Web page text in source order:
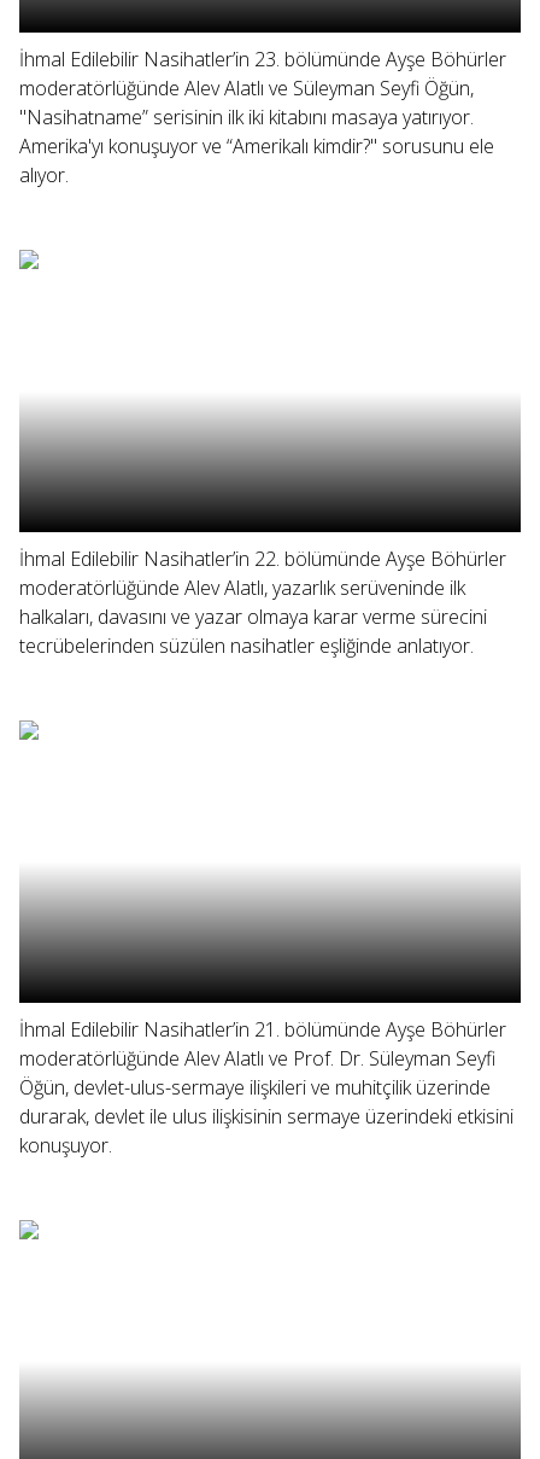
İhmal Edilebilir Nasihatler’in 23. bölümünde Ayşe Böhürler
moderatörlüğünde Alev Alatlı ve Süleyman Seyfi Öğün,
"Nasihatname” serisinin ilk iki kitabını masaya yatırıyor.
Amerika'yı konuşuyor ve “Amerikalı kimdir?" sorusunu ele
alıyor.
İhmal Edilebilir Nasihatler’in 22. bölümünde Ayşe Böhürler
moderatörlüğünde Alev Alatlı, yazarlık serüveninde ilk
halkaları, davasını ve yazar olmaya karar verme sürecini
tecrübelerinden süzülen nasihatler eşliğinde anlatıyor.
İhmal Edilebilir Nasihatler’in 21. bölümünde Ayşe Böhürler
moderatörlüğünde Alev Alatlı ve Prof. Dr. Süleyman Seyfi
Öğün, devlet-ulus-sermaye ilişkileri ve muhitçilik üzerinde
durarak, devlet ile ulus ilişkisinin sermaye üzerindeki etkisini
konuşuyor.